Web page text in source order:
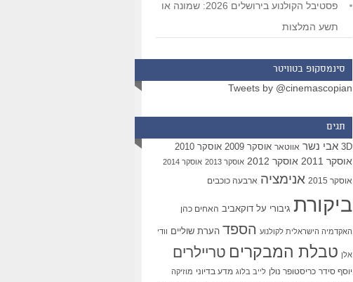
פסטיבל הקולנוע בירושלים 2026: שמונה או
תשע המלצות
סינמסקופ בטוויטר
Tweets by @cinemascopian
תגים
3D אבי נשר אווטאר אוסקר 2009 אוסקר 2010
אוסקר 2011 אוסקר 2012 אוסקר 2013 אוסקר 2014
אוסקר 2015 אנימציה ארבעה כוכבים
ביקורת גיבורי על דוקאביב האחים כהן
האקדמיה הישראלית לקולנוע הספד הערת שוליים וודי
אלן טבלת המבקרים טריילרים
יוסף סידר כריסטופר נולן לייב בלוג מדע בדיוני מוזיקה